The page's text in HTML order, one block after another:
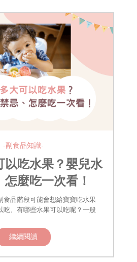
-副食品知識-
以吃水果？嬰兒水
怎麼吃一次看！
食品階段可能會想給寶寶吃水果
吃、有哪些水果可以吃呢？一般
繼續閱讀